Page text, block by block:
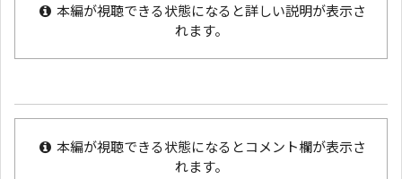
本編が視聴できる状態になると詳しい説明が表示さ
れます。
本編が視聴できる状態になるとコメント欄が表示さ
れます。